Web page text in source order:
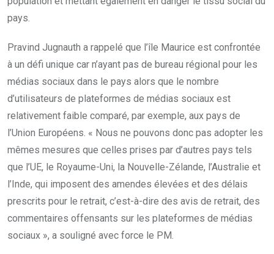
pays.
Pravind Jugnauth a rappelé que l’île Maurice est confrontée
à un défi unique car n’ayant pas de bureau régional pour les
médias sociaux dans le pays alors que le nombre
d’utilisateurs de plateformes de médias sociaux est
relativement faible comparé, par exemple, aux pays de
l’Union Européens. « Nous ne pouvons donc pas adopter les
mêmes mesures que celles prises par d’autres pays tels
que l’UE, le Royaume-Uni, la Nouvelle-Zélande, l’Australie et
l’Inde, qui imposent des amendes élevées et des délais
prescrits pour le retrait, c’est-à-dire des avis de retrait, des
commentaires offensants sur les plateformes de médias
sociaux », a souligné avec force le PM.